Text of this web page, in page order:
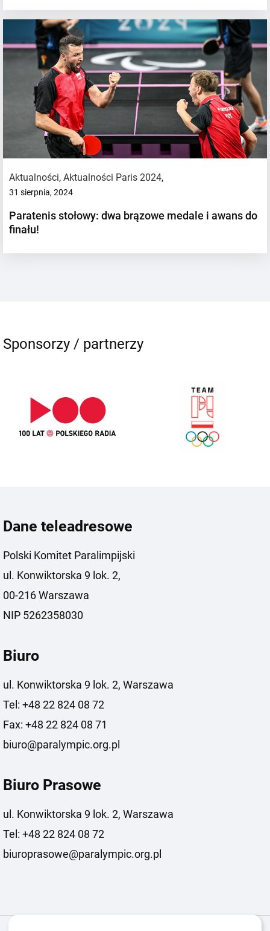
Aktualności, Aktualności Paris 2024,
31 sierpnia, 2024
Paratenis stołowy: dwa brązowe medale i awans do
finału!
Sponsorzy / partnerzy
Dane teleadresowe
Polski Komitet Paralimpijski
ul. Konwiktorska 9 lok. 2,
00-216 Warszawa
NIP 5262358030
Biuro
ul. Konwiktorska 9 lok. 2, Warszawa
Tel: +48 22 824 08 72
Fax: +48 22 824 08 71
biuro@paralympic.org.pl
Biuro Prasowe
ul. Konwiktorska 9 lok. 2, Warszawa
Tel: +48 22 824 08 72
biuroprasowe@paralympic.org.pl